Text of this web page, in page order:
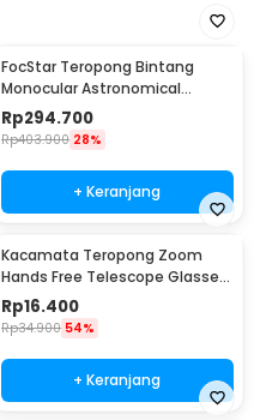
FocStar Teropong Bintang
Monocular Astronomical
Telescope 300/70mm -
F30070M
Rp294.700
Rp403.900 28%
+ Keranjang
Kacamata Teropong Zoom
Hands Free Telescope Glasses
untuk Fishing - HG00117
Rp16.400
Rp34.900 54%
+ Keranjang